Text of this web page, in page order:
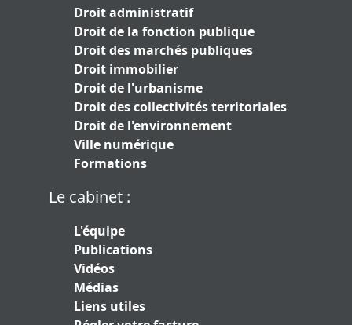
Droit administratif
Droit de la fonction publique
Droit des marchés publiques
Droit immobilier
Droit de l'urbanisme
Droit des collectivités territoriales
Droit de l'environnement
Ville numérique
Formations
Le cabinet :
L'équipe
Publications
Vidéos
Médias
Liens utiles